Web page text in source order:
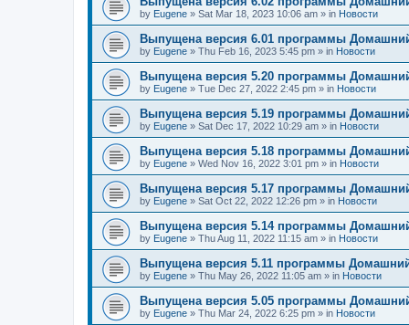
by Eugene » Sat Mar 18, 2023 10:06 am » in Новости
Выпущена версия 6.01 программы
by Eugene » Thu Feb 16, 2023 5:45 pm » in Новости
Выпущена версия 5.20 программы
by Eugene » Tue Dec 27, 2022 2:45 pm » in Новости
Выпущена версия 5.19 программы
by Eugene » Sat Dec 17, 2022 10:29 am » in Новости
Выпущена версия 5.18 программы
by Eugene » Wed Nov 16, 2022 3:01 pm » in Новости
Выпущена версия 5.17 программы
by Eugene » Sat Oct 22, 2022 12:26 pm » in Новости
Выпущена версия 5.14 программы
by Eugene » Thu Aug 11, 2022 11:15 am » in Новости
Выпущена версия 5.11 программы
by Eugene » Thu May 26, 2022 11:05 am » in Новости
Выпущена версия 5.05 программы
by Eugene » Thu Mar 24, 2022 6:25 pm » in Новости